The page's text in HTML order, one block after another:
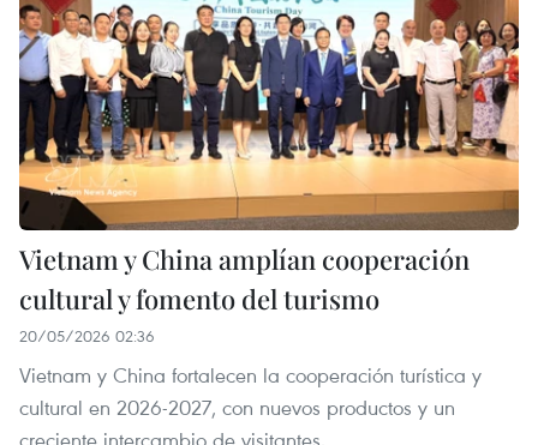
Vietnam y China amplían cooperación
cultural y fomento del turismo
20/05/2026 02:36
Vietnam y China fortalecen la cooperación turística y
cultural en 2026-2027, con nuevos productos y un
creciente intercambio de visitantes.